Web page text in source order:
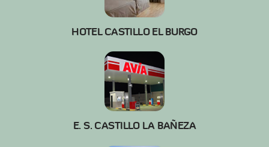
HOTEL CASTILLO EL BURGO
E. S. CASTILLO LA BAÑEZA